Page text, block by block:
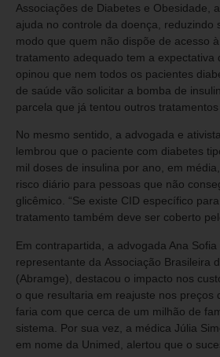
Associações de Diabetes e Obesidade,
ajuda no controle da doença, reduzindo
modo que quem não dispõe de acesso
tratamento adequado tem a expectativa
opinou que nem todos os pacientes
de saúde vão solicitar a bomba de
parcela que já tentou outros
No mesmo sentido, a advogada e
lembrou que o paciente com diabetes
mil doses de insulina por ano, em
risco diário para pessoas que não
glicêmico. “Se existe CID específico
tratamento também deve ser coberto
Em contrapartida, a advogada Ana Sofia
representante da Associação Brasileira
(Abramge), destacou o impacto nos
o que resultaria em reajuste nos preços
faria com que cerca de um milhão de
sistema. Por sua vez, a médica Júlia
em nome da Unimed, alertou que o